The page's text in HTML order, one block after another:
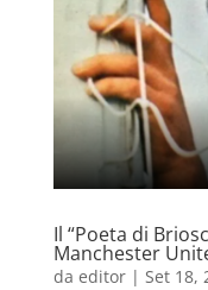
Il “Poeta di
Manchester
da editor| Set 18,